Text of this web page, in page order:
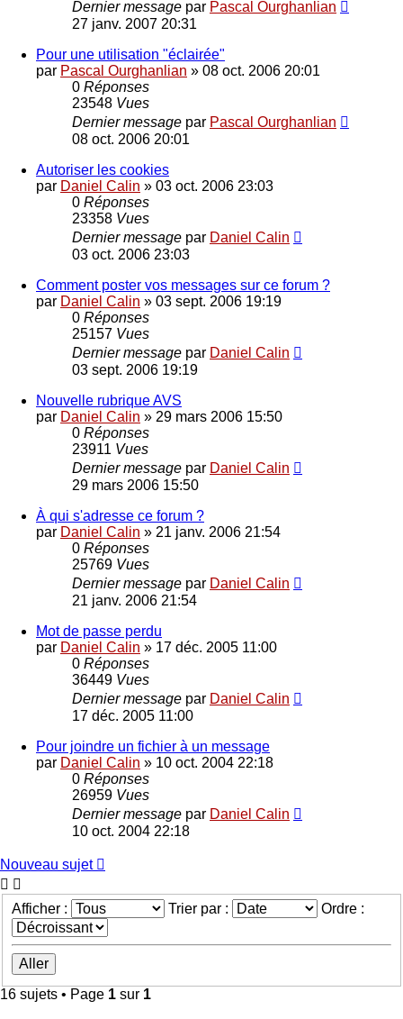
Dernier message par Pascal Ourghanlian
27 janv. 2007 20:31
Pour une utilisation "éclairée"
par Pascal Ourghanlian » 08 oct. 2006 20:01
0 Réponses
23548 Vues
Dernier message par Pascal Ourghanlian
08 oct. 2006 20:01
Autoriser les cookies
par Daniel Calin » 03 oct. 2006 23:03
0 Réponses
23358 Vues
Dernier message par Daniel Calin
03 oct. 2006 23:03
Comment poster vos messages sur ce forum ?
par Daniel Calin » 03 sept. 2006 19:19
0 Réponses
25157 Vues
Dernier message par Daniel Calin
03 sept. 2006 19:19
Nouvelle rubrique AVS
par Daniel Calin » 29 mars 2006 15:50
0 Réponses
23911 Vues
Dernier message par Daniel Calin
29 mars 2006 15:50
À qui s'adresse ce forum ?
par Daniel Calin » 21 janv. 2006 21:54
0 Réponses
25769 Vues
Dernier message par Daniel Calin
21 janv. 2006 21:54
Mot de passe perdu
par Daniel Calin » 17 déc. 2005 11:00
0 Réponses
36449 Vues
Dernier message par Daniel Calin
17 déc. 2005 11:00
Pour joindre un fichier à un message
par Daniel Calin » 10 oct. 2004 22:18
0 Réponses
26959 Vues
Dernier message par Daniel Calin
10 oct. 2004 22:18
Nouveau sujet
Afficher : Trier par : Ordre :
16 sujets • Page 1 sur 1